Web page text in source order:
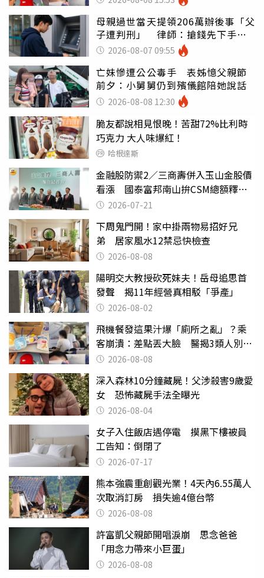
母親過世當天提領206萬辦後事「父
子遭判刑」 律師：搶錢先下手是
罪 2026-08-07 09:55
亡妹慘遭公公毒手 表姊憶父親節
前夕：小舅舅仍到殯儀館陪她說話
2026-08-08 12:30
脆友都說相見恨晚！苦甜72%比利時
巧克力 大人味爆紅！
哈根達斯
金融股防禦2／三商壽併入玉山金股價
看漲 國泰富邦南山拚CSM總額釋出
率 2026-07-21
下周鬼門開！家中掛兩物易招好兄
弟 居家風水12禁忌快檢查
2026-08-08
陽明交大教授砍死妹夫！岳母追思首
發聲 揭11年經營真相駁「爭產」
2026-08-02
飛機餐發這果汁爆「廁所之亂」？乘
客崩潰：差點丟大臉 醫揭3類人別亂
喝 2026-08-08
深入森林10分鐘藏屍！父涉殺害9歲愛
女 恐怖藏屍手法全曝光
2026-08-04
女子入住飯店遇停電 摸黑下樓被員
工告知：倒閉了
2026-07-17
熊本強震重創觀光業！4天內6.55萬人
次取消訂房 損失逾4億台幣
2026-08-08
許富凱父親節開唱淚崩 思念爸爸
「用念力帶來小巨蛋」
2026-08-08